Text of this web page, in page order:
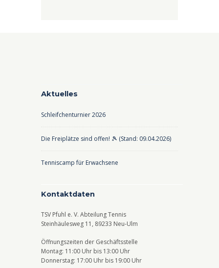
Aktuelles
Schleifchenturnier 2026
Die Freiplätze sind offen! 🎾 (Stand: 09.04.2026)
Tenniscamp für Erwachsene
Kontaktdaten
TSV Pfuhl e. V. Abteilung Tennis
Steinhäulesweg 11, 89233 Neu-Ulm
Öffnungszeiten der Geschäftsstelle
Montag: 11:00 Uhr bis 13:00 Uhr
Donnerstag: 17:00 Uhr bis 19:00 Uhr